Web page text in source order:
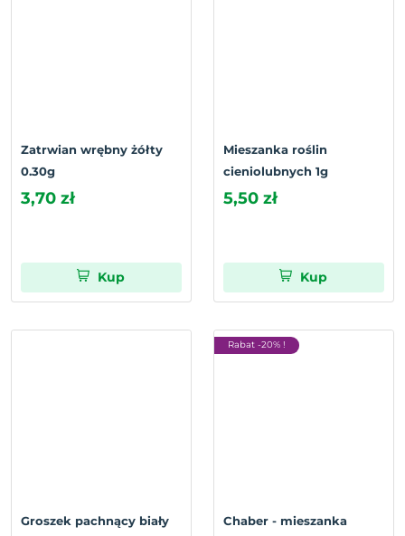
Zatrwian wrębny żółty
0.30g
3,70 zł
Kup
Mieszanka roślin
cieniolubnych 1g
5,50 zł
Kup
Groszek pachnący biały
Rabat -20% !
Chaber - mieszanka